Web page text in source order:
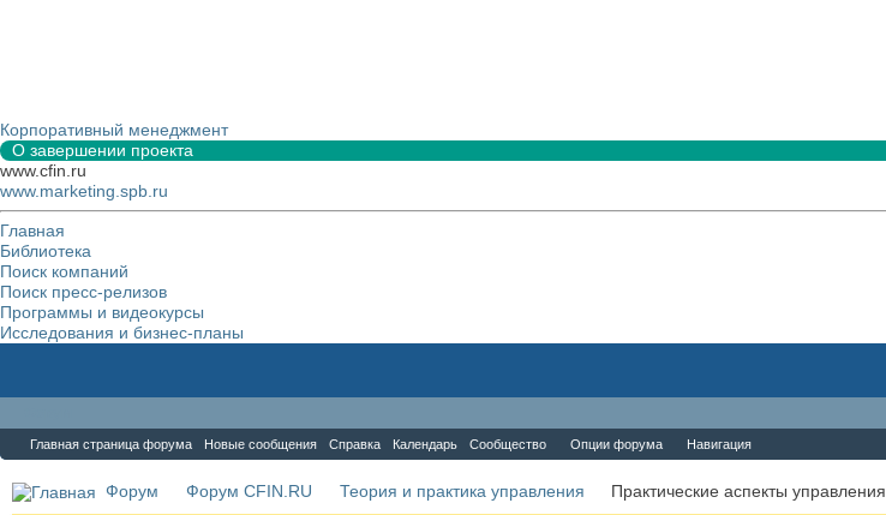
Корпоративный менеджмент
О завершении проекта
www.cfin.ru
www.marketing.spb.ru
Главная
Библиотека
Поиск компаний
Поиск пресс-релизов
Программы и видеокурсы
Исследования и бизнес-планы
Главная страница форума Новые сообщения Справка Календарь Сообщество Опции форума Навигация
Форум Форум CFIN.RU Теория и практика управления Практические аспекты управления